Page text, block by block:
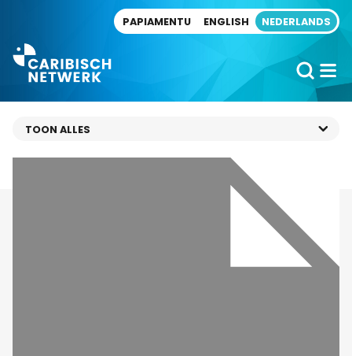
PAPIAMENTU ENGLISH NEDERLANDS